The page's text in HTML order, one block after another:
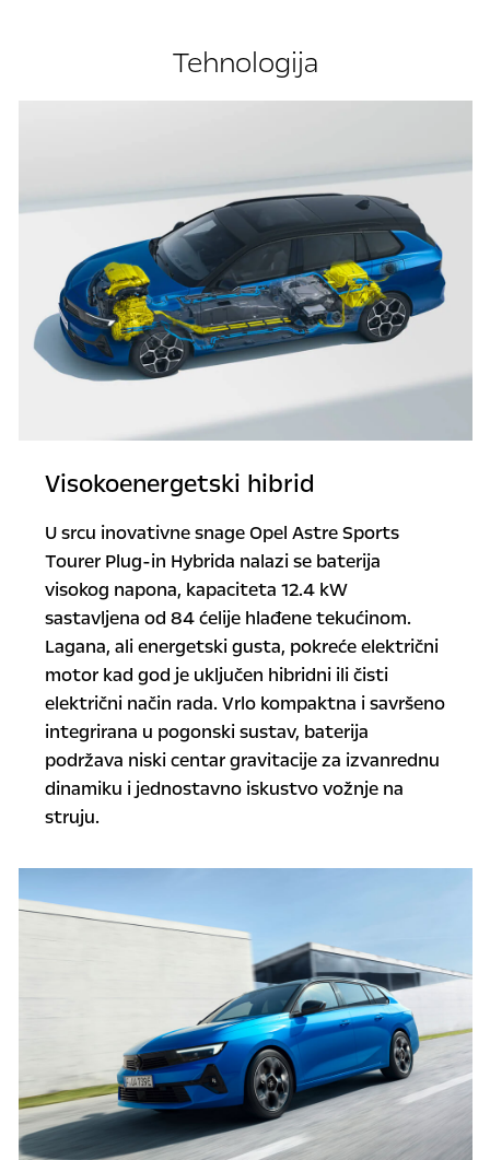
Tehnologija
Visokoenergetski hibrid
U srcu inovativne snage Opel Astre Sports
Tourer Plug-in Hybrida nalazi se baterija
visokog napona, kapaciteta 12.4 kW
sastavljena od 84 ćelije hlađene tekućinom.
Lagana, ali energetski gusta, pokreće električni
motor kad god je uključen hibridni ili čisti
električni način rada. Vrlo kompaktna i savršeno
integrirana u pogonski sustav, baterija
podržava niski centar gravitacije za izvanrednu
dinamiku i jednostavno iskustvo vožnje na
struju.